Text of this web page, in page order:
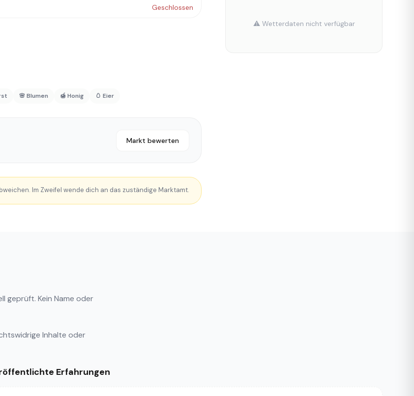
Geschlossen
🌸 Blumen 🍯 Honig 🥚 Eier
Markt bewerten
Im Zweifel wende dich an das zuständige Marktamt.
⚠️ Wetterdaten nicht verfügbar
geprüft. Kein Name oder
Inhalte oder
Erfahrungen